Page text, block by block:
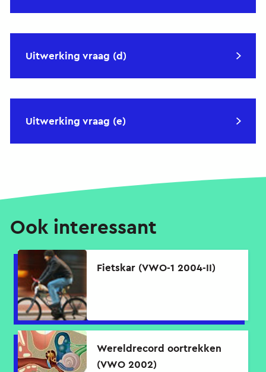
Uitwerking vraag (d)
Uitwerking vraag (e)
Ook interessant
Fietskar (VWO-1 2004-II)
Wereldrecord oortrekken
(VWO 2002)